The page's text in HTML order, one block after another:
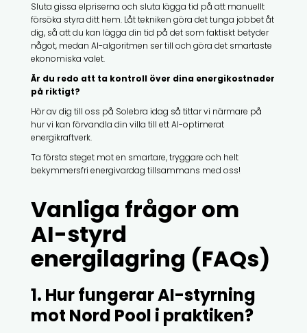
Sluta gissa elpriserna och sluta lägga tid på att manuellt
försöka styra ditt hem. Låt tekniken göra det tunga jobbet åt
dig, så att du kan lägga din tid på det som faktiskt betyder
något, medan AI-algoritmen ser till och göra det smartaste
ekonomiska valet.
Är du redo att ta kontroll över dina energikostnader
på riktigt?
Hör av dig till oss på Solebra idag så tittar vi närmare på
hur vi kan förvandla din villa till ett AI-optimerat
energikraftverk.
Ta första steget mot en smartare, tryggare och helt
bekymmersfri energivardag tillsammans med oss!
Vanliga frågor om
AI-styrd
energilagring (FAQs)
1. Hur fungerar AI-styrning
mot Nord Pool i praktiken?